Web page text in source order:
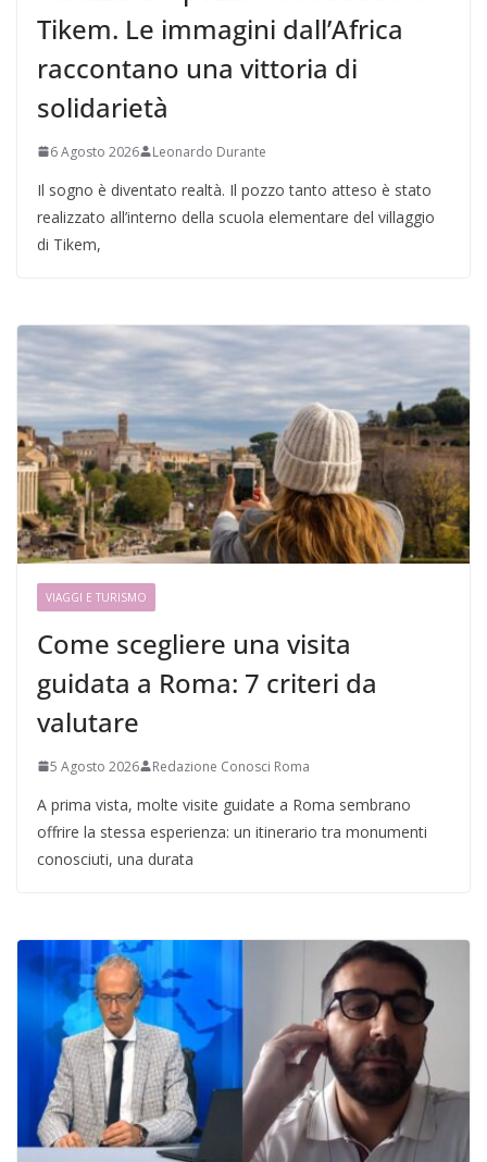
Tikem. Le immagini dall’Africa
raccontano una vittoria di
solidarietà
6 Agosto 2026 Leonardo Durante
Il sogno è diventato realtà. Il pozzo tanto atteso è stato
realizzato all’interno della scuola elementare del villaggio
di Tikem,
VIAGGI E TURISMO
Come scegliere una visita
guidata a Roma: 7 criteri da
valutare
5 Agosto 2026 Redazione Conosci Roma
A prima vista, molte visite guidate a Roma sembrano
offrire la stessa esperienza: un itinerario tra monumenti
conosciuti, una durata